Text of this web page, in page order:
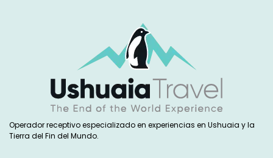
Operador receptivo especializado en experiencias en Ushuaia y la
Tierra del Fin del Mundo.